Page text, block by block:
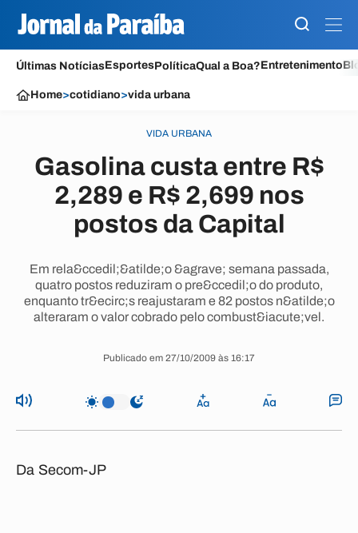
Últimas NotíciasEsportesPolíticaQual a Boa?Entretenimento
Home>cotidiano>vida urbana
VIDA URBANA
Gasolina custa entre R$
2,289 e R$ 2,699 nos
postos da Capital
Em rela&ccedil;&atilde;o &agrave; semana passada,
quatro postos reduziram o pre&ccedil;o do produto,
enquanto tr&ecirc;s reajustaram e 82 postos n&atilde;o
alteraram o valor cobrado pelo combust&iacute;vel.
Publicado em 27/10/2009 às 16:17
Da Secom-JP